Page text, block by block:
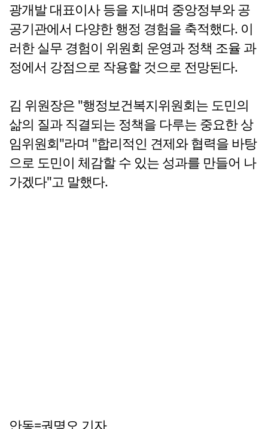
광개발 대표이사 등을 지내며 중앙정부와 공
공기관에서 다양한 행정 경험을 축적했다. 이
러한 실무 경험이 위원회 운영과 정책 조율 과
정에서 강점으로 작용할 것으로 전망된다.
김 위원장은 "행정보건복지위원회는 도민의
삶의 질과 직결되는 정책을 다루는 중요한 상
임위원회"라며 "합리적인 견제와 협력을 바탕
으로 도민이 체감할 수 있는 성과를 만들어 나
가겠다"고 말했다.
안동=권명오 기자